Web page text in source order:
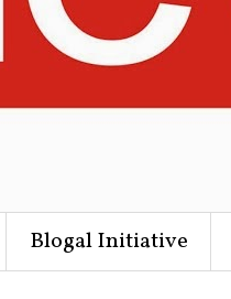
Blogal Initiative